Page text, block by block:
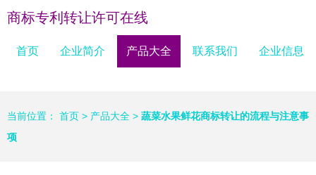
商标专利转让许可在线
首页 企业简介 产品大全 联系我们 企业信息
当前位置： 首页 > 产品大全 > 蔬菜水果鲜花商标转让的流程与注意事
项